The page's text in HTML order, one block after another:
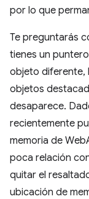
por lo que
Te preguntarás
tienes un
objeto diferente,
objetos
desaparece.
recientemente
memoria de
poca relación
quitar el
ubicación de